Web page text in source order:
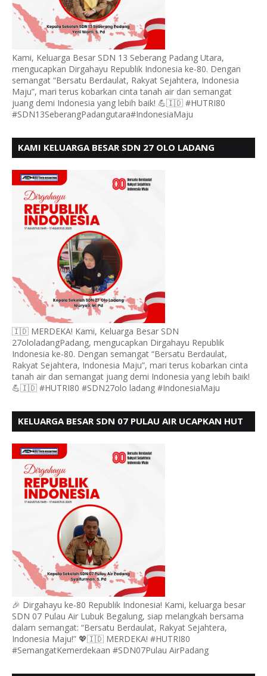
Kami, Keluarga Besar SDN 13 Seberang Padang Utara,
mengucapkan Dirgahayu Republik Indonesia ke-80. Dengan
semangat “Bersatu Berdaulat, Rakyat Sejahtera, Indonesia
Maju”, mari terus kobarkan cinta tanah air dan semangat
juang demi Indonesia yang lebih baik! 💪🇮🇩 #HUTRI80
#SDN13SeberangPadangutara#IndonesiaMaju
KAMI KELUARGA BESAR SDN 27 OLO LADANG
🇮🇩 MERDEKA! Kami, Keluarga Besar SDN
27ololadangPadang, mengucapkan Dirgahayu Republik
Indonesia ke-80. Dengan semangat “Bersatu Berdaulat,
Rakyat Sejahtera, Indonesia Maju”, mari terus kobarkan cinta
tanah air dan semangat juang demi Indonesia yang lebih baik!
💪🇮🇩 #HUTRI80 #SDN27olo ladang #IndonesiaMaju
KELUARGA BESAR SDN 07 PULAU AIR UCAPKAN HUT
🎉 Dirgahayu ke-80 Republik Indonesia! Kami, keluarga besar
SDN 07 Pulau Air Lubuk Begalung, siap melangkah bersama
dalam semangat: “Bersatu Berdaulat, Rakyat Sejahtera,
Indonesia Maju!” 💖🇮🇩 MERDEKA! #HUTRI80
#SemangatKemerdekaan #SDN07Pulau AirPadang